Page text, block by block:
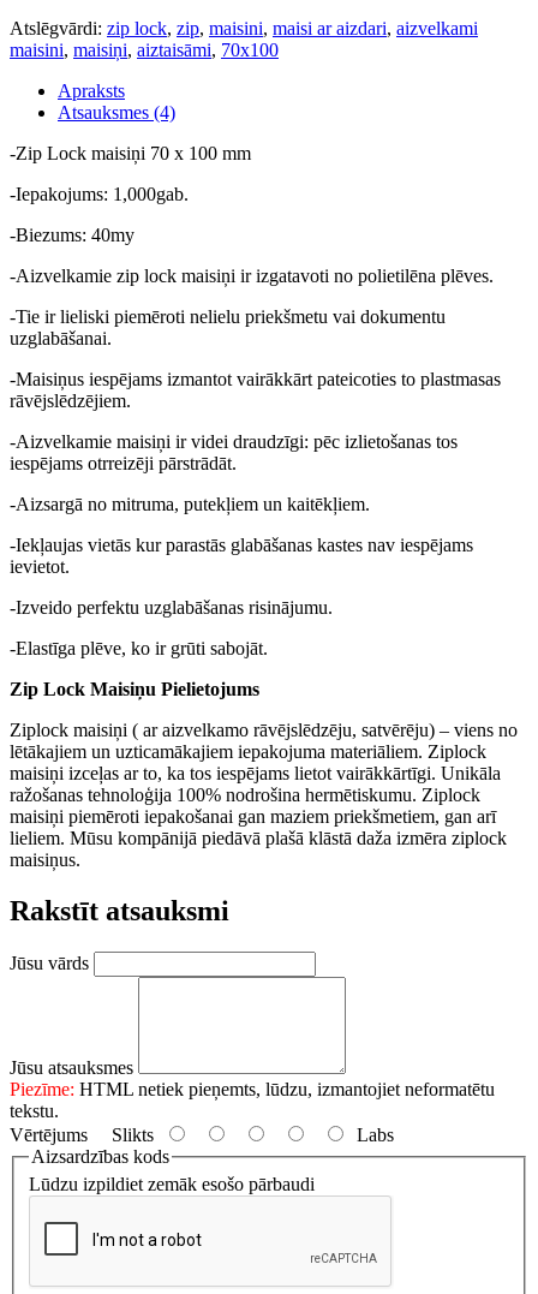
Atslēgvārdi: zip lock, zip, maisini, maisi ar aizdari, aizvelkami
maisini, maisiņi, aiztaisāmi, 70x100
Apraksts
Atsauksmes (4)
-Zip Lock maisiņi 70 x 100 mm
-Iepakojums: 1,000gab.
-Biezums: 40my
-Aizvelkamie zip lock maisiņi ir izgatavoti no polietilēna plēves.
-Tie ir lieliski piemēroti nelielu priekšmetu vai dokumentu
uzglabāšanai.
-Maisiņus iespējams izmantot vairākkārt pateicoties to plastmasas
rāvējslēdzējiem.
-Aizvelkamie maisiņi ir videi draudzīgi: pēc izlietošanas tos
iespējams otrreizēji pārstrādāt.
-Aizsargā no mitruma, putekļiem un kaitēkļiem.
-Iekļaujas vietās kur parastās glabāšanas kastes nav iespējams
ievietot.
-Izveido perfektu uzglabāšanas risinājumu.
-Elastīga plēve, ko ir grūti sabojāt.
Zip Lock Maisiņu Pielietojums
Ziplock maisiņi ( ar aizvelkamo rāvējslēdzēju, satvērēju) – viens no
lētākajiem un uzticamākajiem iepakojuma materiāliem. Ziplock
maisiņi izceļas ar to, ka tos iespējams lietot vairākkārtīgi. Unikāla
ražošanas tehnoloģija 100% nodrošina hermētiskumu. Ziplock
maisiņi piemēroti iepakošanai gan maziem priekšmetiem, gan arī
lieliem. Mūsu kompānijā piedāvā plašā klāstā daža izmēra ziplock
maisiņus.
Rakstīt atsauksmi
Jūsu vārds
Jūsu atsauksmes
Piezīme: HTML netiek pieņemts, lūdzu, izmantojiet neformatētu
tekstu.
Vērtējums Slikts
Labs
Aizsardzības kods
Lūdzu izpildiet zemāk esošo pārbaudi